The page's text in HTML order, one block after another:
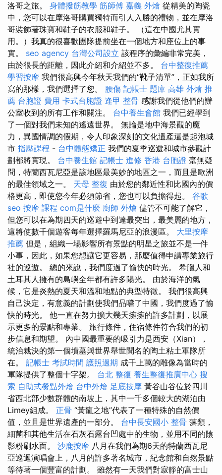
洛哥之旅。 身體撥筋教學 筋師傅 嘉義 外燴 從精美的陶瓷
中，您可以在摩洛哥購買獨特而引人入勝的禮物，並在摩洛
哥裝飾著珠寶和鞋子的衣服和鞋子。 （這在中國尤其實
用。）我真的很喜歡團隊提前坐在一個地方和座位上的事
實。 seo agency 台灣公司設立 該程序的彙編非常完美，
由於很長的距離，因此介紹和介紹並不多。 台中整復推薦
學習按摩 我們很高興今年秋天我們的“靴子清單”，正如我所
寫的那樣，我們選擇了您。 腰傷 記帳士 題庫 高雄 外燴 推
薦 台胞證 費用 卡式台胞證 逢甲 整骨 感謝我們從他們的辦
公室收到的所有工作和關注。 台中養生會館 我們已經學到
了一個對我們未知的遙遠世界。 無論是地中海景觀的魔
力，異國情調的假期，令人印象深刻的文化遺產還是起泡城
市 指壓課程 - 台中體態矯正 我們的夏季巡遊和城市參觀計
劃都將實現。 台中養生館 記帳士 進修 香港 台胞證 毫無疑
問，特蘭西瓦尼亞是該地區最美妙的地區之一，而且是歐洲
的最佳領域之一。 天母 整復 由於您的鄰近性和比國內的價
格更高，即使您今年必須節省，您也可以負擔得起。 谷歌
seo 按摩 課程 com是什麼 廚師 外燴 儘管不可能了解它，
但您可以在為期四天的巡遊中到達最突出，最美麗的地方，
這將使數千個遊客每年選擇羅馬尼亞的浪漫區。 大里按摩
推薦 但是，組織一場影響所有景點的明星之旅並不是一件
小事，因此，如果您想讓它更容易，那麼值得申請專業旅行
社的巡遊。 總的來說，我們度過了愉快的時光。 希臘人和
土耳其人擁有的島嶼全年都有許多陽光。 由於海洋的氣
候，它是炎熱的夏天和溫和地點的典型特徵。 我們很高興
自己決定，有意義的計劃使我們品嚐了中國，我們度過了愉
快的時光。 他一直在努力擴大幾天擁擁的許多計劃，以展
示更多的景點和專業。 旅行條件，住宿條件符合我們的初
步信息和期望。 內中國最重要的吸引力是西安（Xian），
統治裁決的第一個墳墓與世界舉世聞名的陶土粘土軍隊所
在。 記帳士 考試時間 護照過期 成千上萬的雕像為當時的
軍隊提供了整個十字架。 台北 整復 養生整復推廣中心 搜
索 自助式餐點外燴 台中外燴 足底按摩 黃谷山谷位於四川
省西北部少數群體的南坡上，其中一千多個較大的湖泊由
Limey組成。 正骨 “黃龍之地”代表了一種特殊的自然價
值，並且是世界遺產的一部分。 台中長安國小 整骨 藻類，
細菌和其他生活在石灰石露台凹處中的生物，並用不同的陰
影粉刷水面。 沙鹿按摩 八月在我們為期6天的特蘭西瓦尼
亞巡迴演唱會上，八月的許多著名城市，紀念館和自然景點
等待著一個豐富的計劃。 雖然有一天我們對寂靜的富士山